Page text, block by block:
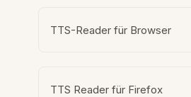
TTS-Reader für Browser
TTS Reader für Firefox